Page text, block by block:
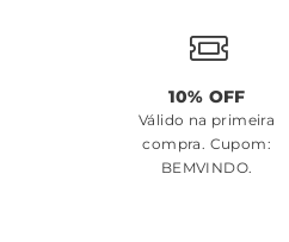
10% OFF
Válido na primeira
compra. Cupom:
BEMVINDO.